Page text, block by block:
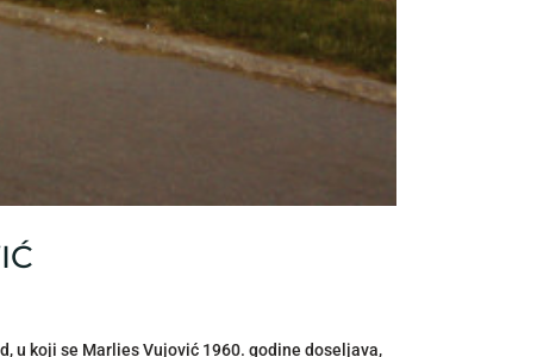
u koji se Marlies Vujović 1960. godine doseljava,